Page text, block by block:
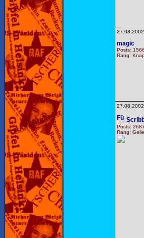
magic
Posts: 1566
Rang:
Posts: 2687
Rang: